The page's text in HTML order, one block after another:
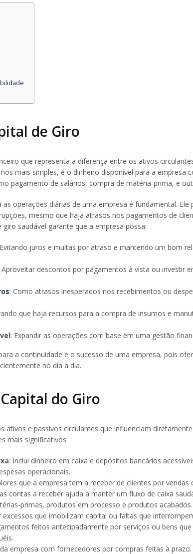
de Giro
que representa a diferença entre os ativos
mais simples, é o dinheiro disponível para a empresa
pagamento de salários, compra de matéria-prima, e
operações diárias de uma empresa é fundamental. Ele
mesmo que haja atrasos nos pagamentos de
saudável garante que a empresa possa:
juros e multas por atraso e mantendo um bom
Aproveitar descontos por pagamentos à vista ou investir
: Como atrasos inesperados nos recebimentos ou
que haja recursos para a compra de insumos e
: Expandir as operações com base em uma gestão
a continuidade e o sucesso de uma empresa, pois
no dia a dia.
do Giro
ativos e passivos circulantes que influenciam
mais significativos:
: Inclui dinheiro em caixa e depósitos bancários
operacionais.
que a empresa tem a receber de clientes por vendas
contas a receber ajuda a manter um fluxo de caixa
primas, produtos em processo e produtos
excessos que imobilizam capital ou faltas que
feitos antecipadamente por serviços ou bens
empresa com fornecedores por compras feitas a